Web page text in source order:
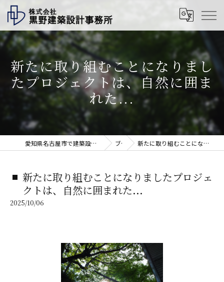
新たに取り組むことになりまし
たプロジェクトは、自然に囲ま
れた...
愛知県名古屋市で建築設計の求人なら株式会社黒野建築設計事務所 ブログ 新たに取り組むことになりましたプロジェクトは、自然に囲まれた...
新たに取り組むことになりましたプロジェ
クトは、自然に囲まれた...
2025/10/06